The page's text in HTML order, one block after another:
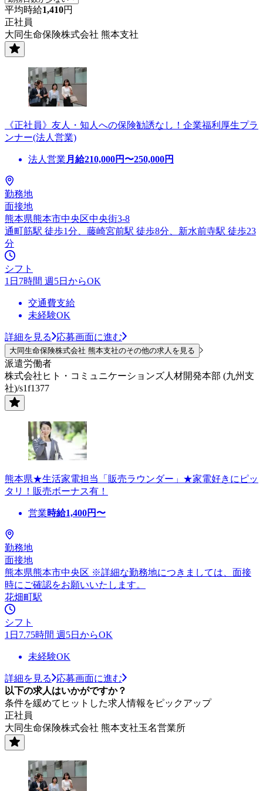
平均時給1,410円
正社員
大同生命保険株式会社 熊本支社
《正社員》友人・知人への保険勧誘なし！企業福利厚生プラ
ンナー(法人営業)
法人営業 月給210,000円〜250,000円
勤務地
面接地
熊本県熊本市中央区中央街3-8
通町筋駅 徒歩1分、藤崎宮前駅 徒歩8分、新水前寺駅 徒歩23
分
シフト
1日7時間 週5日からOK
交通費支給
未経験OK
詳細を見る 応募画面に進む
大同生命保険株式会社 熊本支社のその他の求人を見る
派遣労働者
株式会社ヒト・コミュニケーションズ人材開発本部 (九州支
社)/s1f1377
熊本県★生活家電担当「販売ラウンダー」★家電好きにピッ
タリ！販売ボーナス有！
営業時給1,400円〜
勤務地
面接地
熊本県熊本市中央区 ※詳細な勤務地につきましては、面接
時にご確認をお願いいたします。
花畑町駅
シフト
1日7.75時間 週5日からOK
未経験OK
詳細を見る
応募画面に進む
以下の求人はいかがですか？
条件を緩めてヒットした求人情報をピックアップ
正社員
大同生命保険株式会社 熊本支社玉名営業所